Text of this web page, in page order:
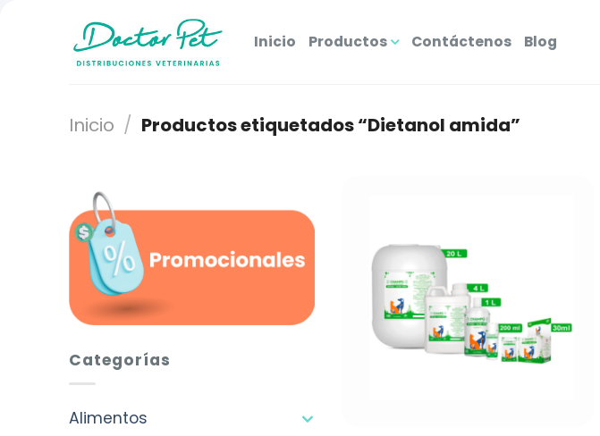
contenido
Inicio Productos Contáctenos Blog
Inicio / Productos etiquetados “Dietanol amida”
Categorías
Alimentos